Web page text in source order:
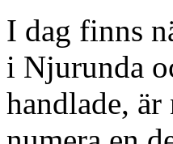
I dag finns
i Njurunda
handlade,